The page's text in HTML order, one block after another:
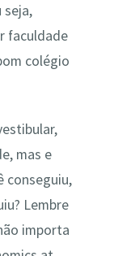
seja,
faculdade
colégio
mas e
conseguiu,
Lembre
importa